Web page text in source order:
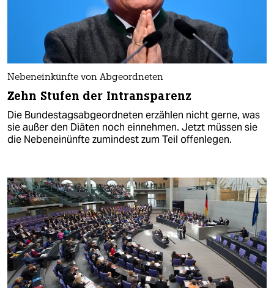
Nebeneinkünfte von Abgeordneten
Zehn Stufen der Intransparenz
Die Bundestagsabgeordneten erzählen nicht gerne, was
sie außer den Diäten noch einnehmen. Jetzt müssen sie
die Nebeneinünfte zumindest zum Teil offenlegen.